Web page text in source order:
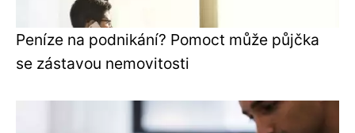
Peníze na podnikání? Pomoct může půjčka
se zástavou nemovitosti